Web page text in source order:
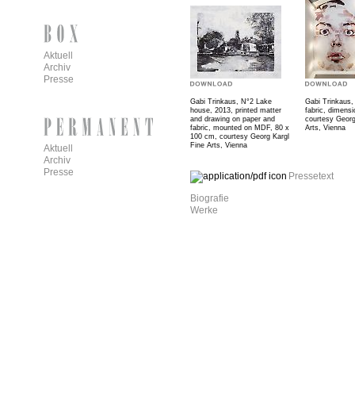
Gabi Trinkaus, N°2 Lake
house, 2013, printed matter
and drawing on paper and
fabric, mounted on MDF, 80 x
100 cm, courtesy Georg Kargl
Fine Arts, Vienna
Gabi
fabric,
courtesy
Arts, Vienna
Pressetext
Biografie
Werke
Aktuell
Archiv
Presse
Aktuell
Archiv
Presse